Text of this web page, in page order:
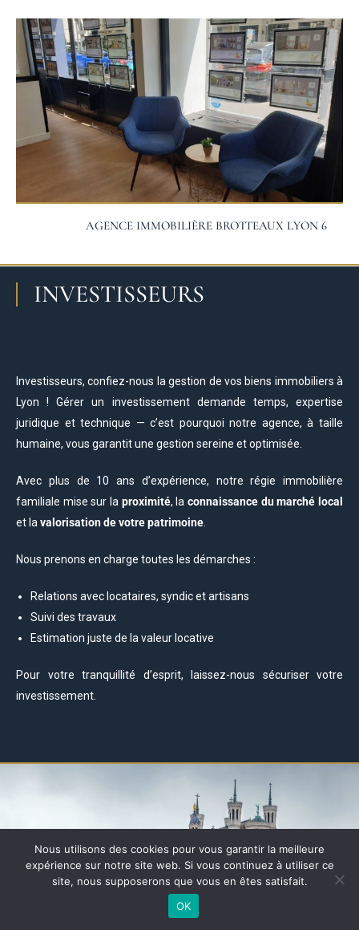
AGENCE IMMOBILIÈRE BROTTEAUX LYON 6
INVESTISSEURS
Investisseurs, confiez-nous la gestion de vos biens immobiliers à
Lyon ! Gérer un investissement demande temps, expertise
juridique et technique — c’est pourquoi notre agence, à taille
humaine, vous garantit une gestion sereine et optimisée.
Avec plus de 10 ans d’expérience, notre régie immobilière
familiale mise sur la proximité, laconnaissance du marché local
et la valorisation de votre patrimoine
Nous prenons en charge toutes les démarches :
Relations avec locataires, syndic et artisans
Suivi des travaux
Estimation juste de la valeur locative
Pour votre tranquillité d’esprit, laissez-nous sécuriser votre
investissement.
Nous utilisons des cookies pour vous garantir la meilleure
expérience sur notre site web. Si vous continuez à utiliser ce
site, nous supposerons que vous en êtes satisfait.
OK